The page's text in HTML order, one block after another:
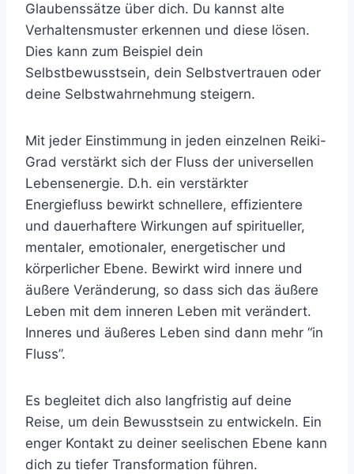
Glaubenssätze über dich. Du kannst alte
Verhaltensmuster erkennen und diese lösen.
Dies kann zum Beispiel dein
Selbstbewusstsein, dein Selbstvertrauen oder
deine Selbstwahrnehmung steigern.
Mit jeder Einstimmung in jeden einzelnen Reiki-
Grad verstärkt sich der Fluss der universellen
Lebensenergie. D.h. ein verstärkter
Energiefluss bewirkt schnellere, effizientere
und dauerhaftere Wirkungen auf spiritueller,
mentaler, emotionaler, energetischer und
körperlicher Ebene. Bewirkt wird innere und
äußere Veränderung, so dass sich das äußere
Leben mit dem inneren Leben mit verändert.
Inneres und äußeres Leben sind dann mehr “in
Fluss”.
Es begleitet dich also langfristig auf deine
Reise, um dein Bewusstsein zu entwickeln. Ein
enger Kontakt zu deiner seelischen Ebene kann
dich zu tiefer Transformation führen.